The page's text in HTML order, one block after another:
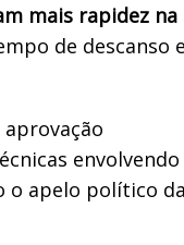
mais rapidez na
de descanso e
envolvendo
o apelo político da